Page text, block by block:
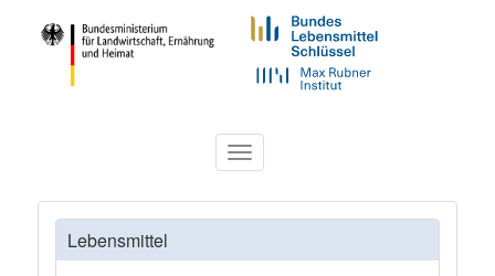
Toggle
navigation
Lebensmittel